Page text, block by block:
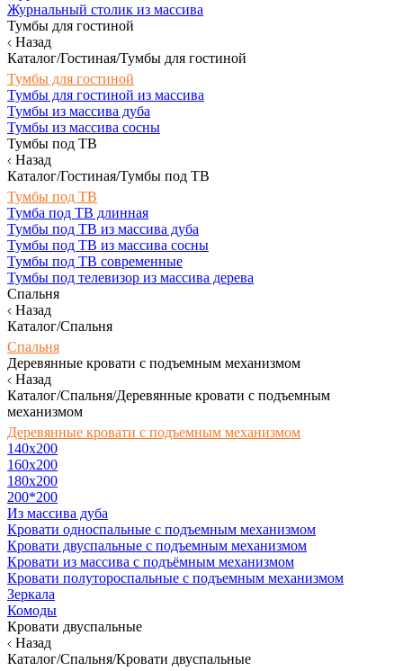
Журнальный столик из массива
Тумбы для гостиной
Назад
Каталог/Гостиная/Тумбы для гостиной
Тумбы для гостиной
Тумбы для гостиной из массива
Тумбы из массива дуба
Тумбы из массива сосны
Тумбы под ТВ
Назад
Каталог/Гостиная/Тумбы под ТВ
Тумбы под ТВ
Тумба под ТВ длинная
Тумбы под ТВ из массива дуба
Тумбы под ТВ из массива сосны
Тумбы под ТВ современные
Тумбы под телевизор из массива дерева
Спальня
Назад
Каталог/Спальня
Спальня
Деревянные кровати с подъемным механизмом
Назад
Каталог/Спальня/Деревянные кровати с подъемным
механизмом
Деревянные кровати с подъемным механизмом
140x200
160х200
180х200
200*200
Из массива дуба
Кровати односпальные с подъемным механизмом
Кровати двуспальные с подъемным механизмом
Кровати из массива с подъёмным механизмом
Кровати полутороспальные с подъемным механизмом
Зеркала
Комоды
Кровати двуспальные
Назад
Каталог/Спальня/Кровати двуспальные